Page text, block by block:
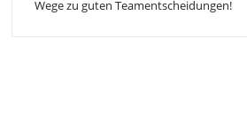
Wege zu guten Teamentscheidungen!